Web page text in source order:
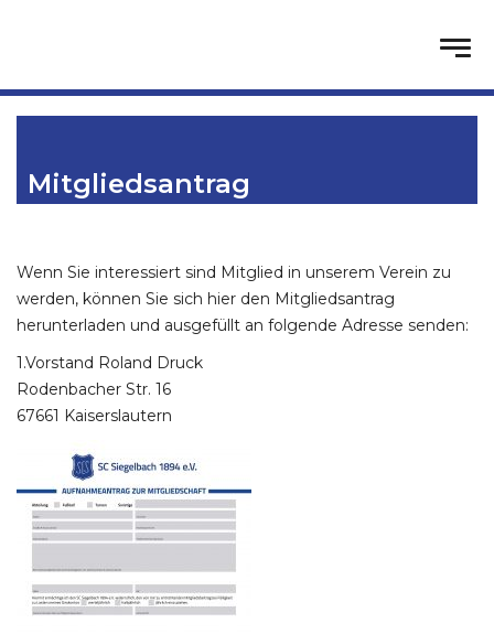
Mitgliedsantrag
Wenn Sie interessiert sind Mitglied in unserem Verein zu
werden, können Sie sich hier den Mitgliedsantrag
herunterladen und ausgefüllt an folgende Adresse senden:
1.Vorstand Roland Druck
Rodenbacher Str. 16
67661 Kaiserslautern